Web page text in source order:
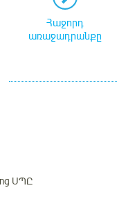
Հաջորդ
առաջադրանքը
ՍՊԸ